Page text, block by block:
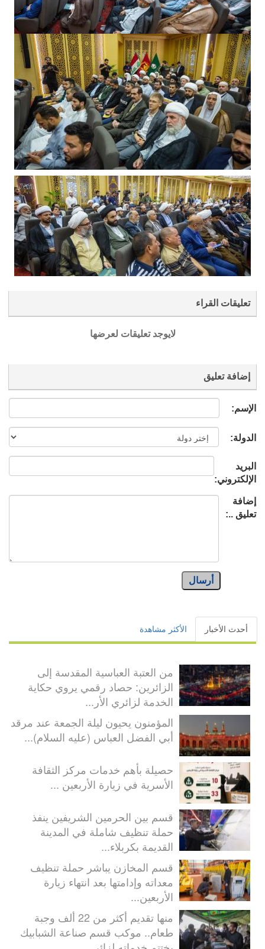
تعليقات القراء
لايوجد تعليقات لعرضها
إضافة تعليق
الإسم:
الدولة:
البريد
الإلكتروني:
إضافة
تعليق ..:
أرسال
أحدث الأخبار الأكثر مشاهدة
من العتبة العباسية المقدسة إلى
الزائرين: حصاد رقمي يروي حكاية
الخدمة لزائري الأر...
المؤمنون يحيون ليلة الجمعة عند مرقد
أبي الفضل العباس (عليه السلام)...
حصيلة بأهم خدمات مركز الثقافة
الأسرية في زيارة الأربعين ...
قسم بين الحرمين الشريفين ينفذ
حملة تنظيف شاملة في المدينة
القديمة بكربلاء...
قسم المخازن يباشر حملة تنظيف
معداته وإدامتها بعد انتهاء زيارة
الأربعين...
منها تقديم أكثر من 22 ألف وجبة
طعام.. موكب قسم صناعة الشبابيك